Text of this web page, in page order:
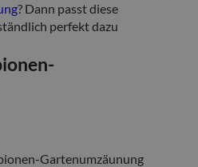
? Dann passt diese
perfekt dazu
Gartenumzäunung